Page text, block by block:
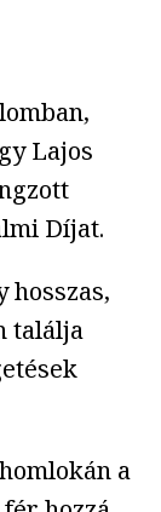
Lajos
Díjat.
hosszas,
találja
a